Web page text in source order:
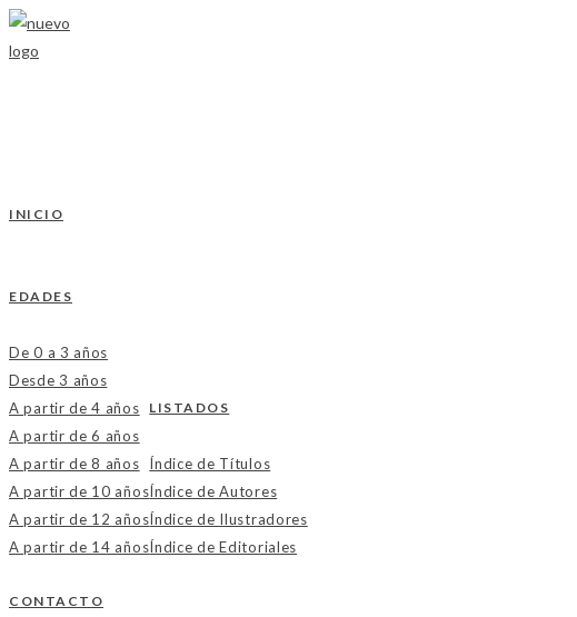
Ir
al
INICIO
EDADES
De 0 a 3 años
Desde 3 años
A partir de 4 años
A partir de 6 años
A partir de 8 años
A partir de 10 años
A partir de 12 años
A partir de 14 años
LISTADOS
Índice de Títulos
Índice de Autores
Índice de Ilustradores
Índice de Editoriales
CONTACTO